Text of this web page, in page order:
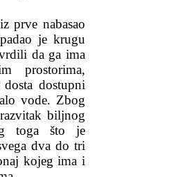
prve nabasao
je krugu
da ga ima
prostorima,
dostupni
vode. Zbog
biljnog
toga što je
dva do tri
kojeg ima i